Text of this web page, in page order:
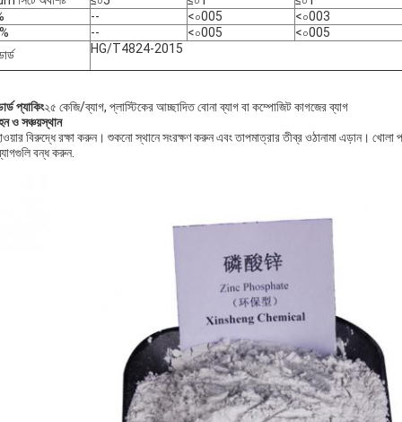
-- <০005
<০003
-- <০005
<০005
HG/T4824-2015
প্যাকিং২৫ কেজি/ব্যাগ, প্লাস্টিকের আচ্ছাদিত বোনা ব্যাগ বা কম্পোজিট কাগজের ব্যাগ
ও সঞ্চয়স্থান
বিরুদ্ধে রক্ষা করুন। শুকনো স্থানে সংরক্ষণ করুন এবং তাপমাত্রার তীব্র ওঠানামা এড়ান। খোলা
বন্ধ করুন.